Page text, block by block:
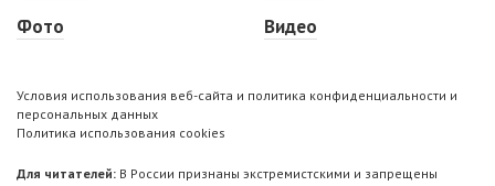
Фото
Видео
Условия использования веб-сайта и политика конфиденциальности и
персональных данных
Политика использования cookies
Для читателей: В России признаны экстремистскими и запрещены